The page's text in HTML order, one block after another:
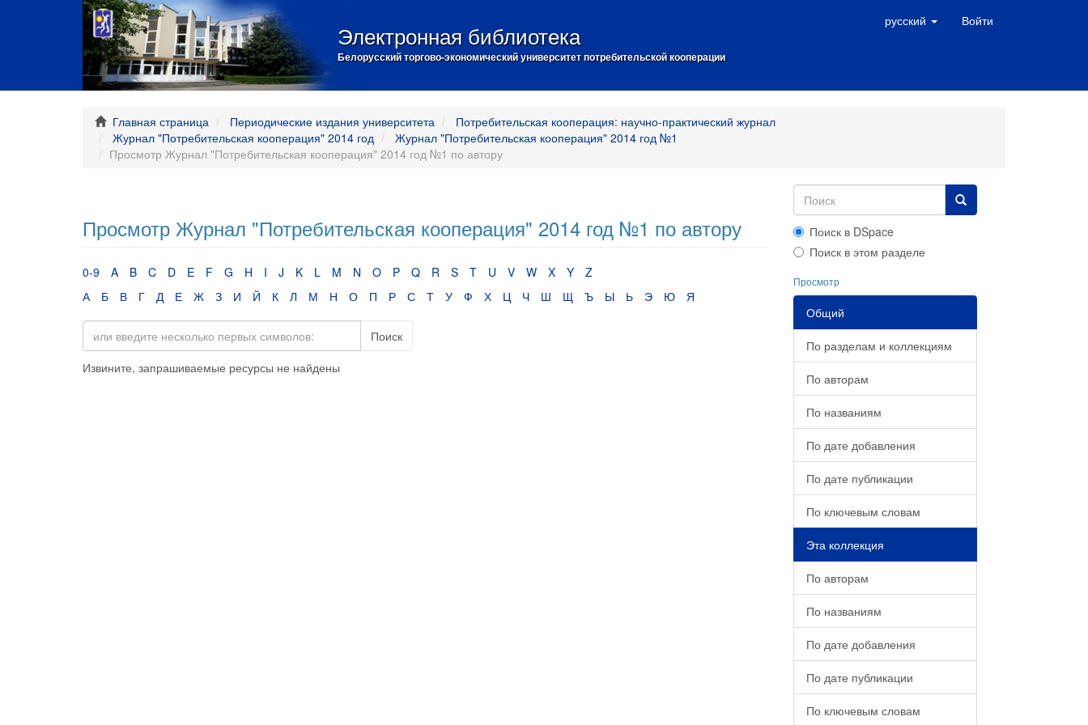
Электронная библиотека
Белорусский торгово-экономический университет потребительской кооперации
русский Войти
Главная страница Периодические издания университета
Потребительская кооперация: научно-практический журнал
Журнал "Потребительская кооперация" 2014 год
Журнал "Потребительская кооперация" 2014 год №1
Просмотр Журнал "Потребительская кооперация" 2014 год №1 по автору
Просмотр Журнал "Потребительская кооперация" 2014 год №1 по автору
0-9 A B C D E F G H I J K L M N O P Q R S T U V W X Y
Z
А
Б В Г Д Е Ж З И Й К Л М Н О П Р С Т У Ф Х Ц Ч Ш Щ Ъ Ы Ь Э Ю Я
Поиск
Извините, запрашиваемые ресурсы не найдены
Поиск в DSpace
Поиск в этом разделе
Просмотр
Общий
По разделам и коллекциям
По авторам
По названиям
По дате добавления
По дате публикации
По ключевым словам
Эта коллекция
По авторам
По названиям
По дате добавления
По дате публикации
По ключевым словам